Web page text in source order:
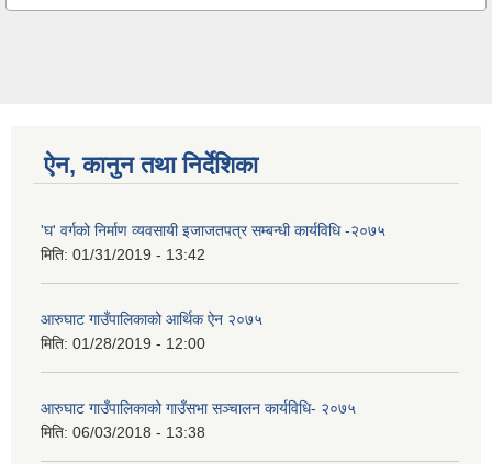
ऐन, कानुन तथा निर्देशिका
'घ' वर्गको निर्माण व्यवसायी इजाजतपत्र सम्बन्धी कार्यविधि -२०७५
मिति: 01/31/2019 - 13:42
आरुघाट गाउँपालिकाको आर्थिक ऐन २०७५
मिति: 01/28/2019 - 12:00
आरुघाट गाउँपालिकाको गाउँसभा सञ्चालन कार्यविधि- २०७५
मिति: 06/03/2018 - 13:38